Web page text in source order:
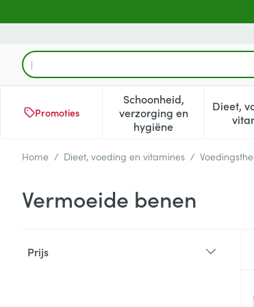
Product, merk, categorie...
Promoties
Schoonheid,
verzorging en
hygiëne
Toon submenu
Dieet,
Home / Dieet, voeding en vitamines /
Vermoeide benen
Prijs